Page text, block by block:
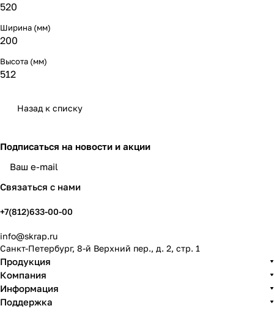
520
Ширина (мм)
200
Высота (мм)
512
Назад к списку
Подписаться на новости и акции
Связаться с нами
+7(812)633-00-00
info@skrap.ru
Санкт-Петербург, 8-й Верхний пер., д. 2, стр. 1
Продукция
Компания
Информация
Поддержка